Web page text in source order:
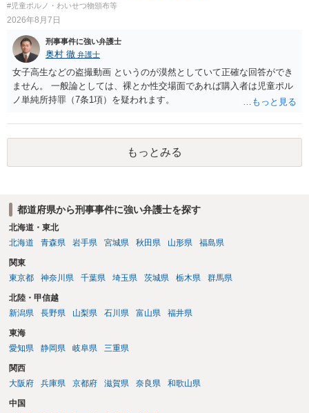
捕、呼び出しされる可能性はどれほどでしょうか？ 誤って当たってし
まっただけであり、さらにその場で女性等のアクションが無かったこ
とからすると、この後に呼び出される可能性は極めて低いと思いま
す。 ③逮捕呼び出しまでの期間 大体どれほどの期間逮捕呼び出しの可
能性があると考えれば良いのでしょうか？ 逮捕や呼び出しの可能性は
極めて低いと思います。 連絡が来ることはないでしょう。
#児童ポルノ・わいせつ物頒布等
2026年8月7日
刑事事件に強い弁護士
奥村 徹 弁護士
女子高生などの盗撮動画 というのが漠然としていて正確な回答ができ
ません。 一般論としては、裸とか性交場面であれば購入者は児童ポル
ノ単純所持罪（7条1項）を疑われます。
もっとみる
都道府県から刑事事件に強い弁護士を探す
北海道・東北
北海道
青森県 岩手県 宮城県 秋田県 山形県 福島県
関東
東京都
神奈川県 千葉県 埼玉県 茨城県 栃木県 群馬県
北陸・甲信越
新潟県
長野県 山梨県 石川県 富山県 福井県
東海
愛知県
静岡県 岐阜県 三重県
関西
大阪府
兵庫県 京都府 滋賀県 奈良県 和歌山県
中国